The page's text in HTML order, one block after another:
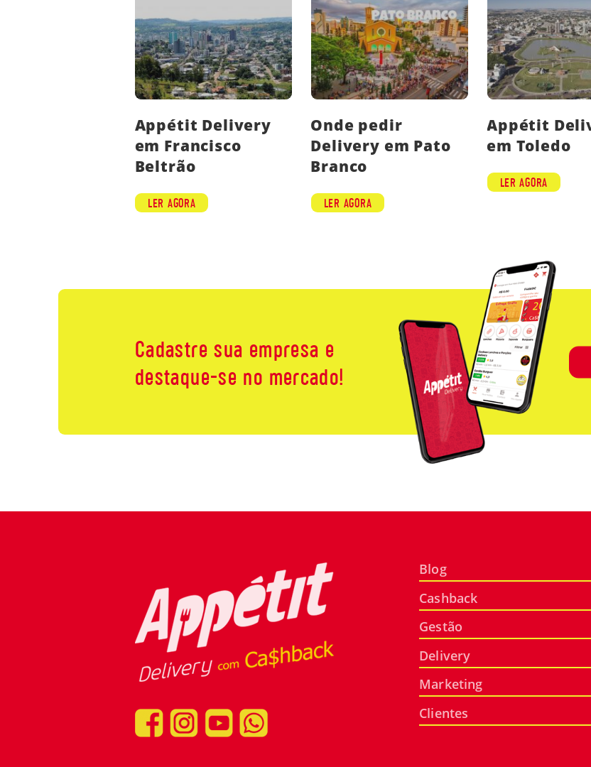
Appétit Delivery
em Francisco
Beltrão
LER AGORA
Onde pedir
Delivery em Pato
Branco
LER AGORA
Appétit
em Toledo
LER AGORA
Cadastre sua empresa e
destaque-se no mercado!
Blog
Cashback
Gestão
Delivery
Marketing
Clientes